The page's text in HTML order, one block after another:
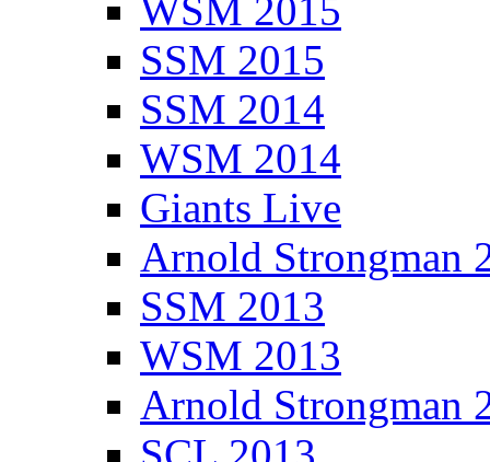
WSM 2015
SSM 2015
SSM 2014
WSM 2014
Giants Live
Arnold Strongman
SSM 2013
WSM 2013
Arnold Strongman